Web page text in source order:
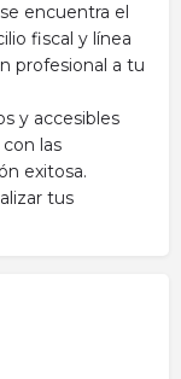
encuentra el
fiscal y línea
profesional a tu
y accesibles
las
exitosa.
tus